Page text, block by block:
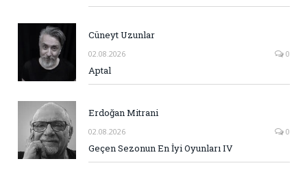
Cüneyt Uzunlar
02.08.2026 0
Aptal
Erdoğan Mitrani
02.08.2026 0
Geçen Sezonun En İyi Oyunları IV